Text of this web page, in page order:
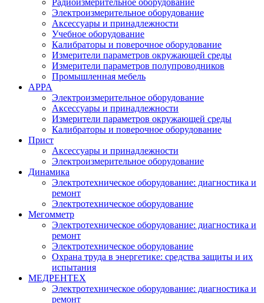
Радиоизмерительное оборудование
Электроизмерительное оборудование
Аксессуары и принадлежности
Учебное оборудование
Калибраторы и поверочное оборудование
Измерители параметров окружающей среды
Измерители параметров полупроводников
Промышленная мебель
APPA
Электроизмерительное оборудование
Аксессуары и принадлежности
Измерители параметров окружающей среды
Калибраторы и поверочное оборудование
Прист
Аксессуары и принадлежности
Электроизмерительное оборудование
Динамика
Электротехническое оборудование: диагностика и
ремонт
Электротехническое оборудование
Мегомметр
Электротехническое оборудование: диагностика и
ремонт
Электротехническое оборудование
Охрана труда в энергетике: средства защиты и их
испытания
МЕДРЕНТЕХ
Электротехническое оборудование: диагностика и
ремонт